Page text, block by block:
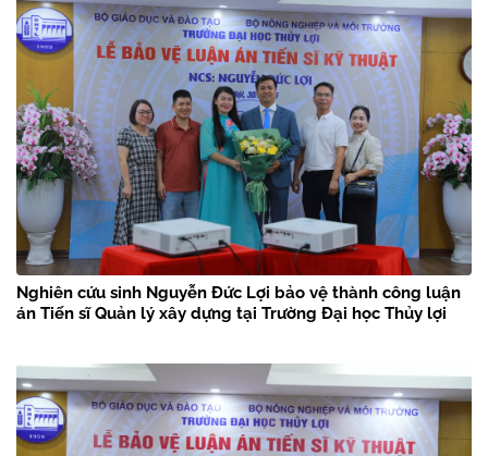
Nghiên cứu sinh Nguyễn Đức Lợi bảo vệ thành công luận
án Tiến sĩ Quản lý xây dựng tại Trường Đại học Thủy lợi